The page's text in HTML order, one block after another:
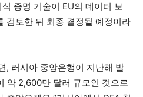
증명 기술이 EU의 데이터 보
검토한 뒤 최종 결정될 예정이라
, 러시아 중앙은행이 지난해 발
약 2,600만 달러 규모인 것으로